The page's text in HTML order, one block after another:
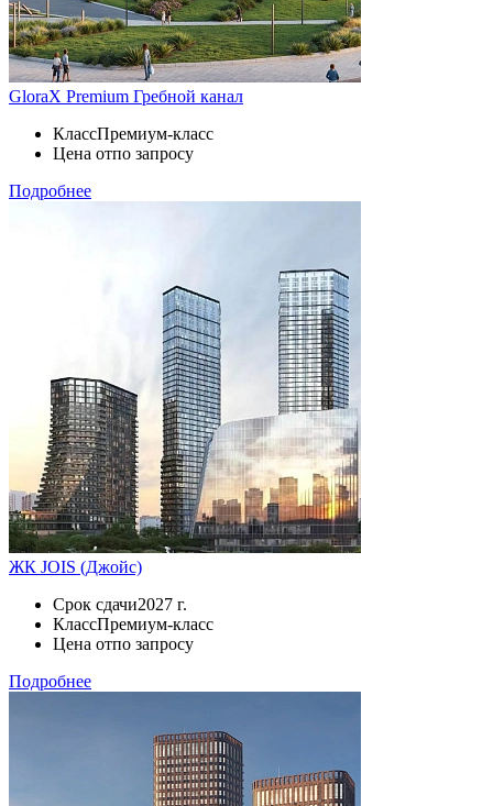
GloraX Premium Гребной канал
КлассПремиум-класс
Цена отпо запросу
Подробнее
ЖК JOIS (Джойс)
Срок сдачи2027 г.
КлассПремиум-класс
Цена отпо запросу
Подробнее